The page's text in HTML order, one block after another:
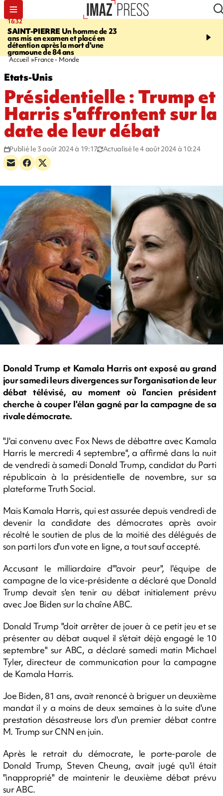
16:32
SAINT-PIERREUn homme de 23
ans mis en examen et placé en
détention après la mort d'une
gramoune de 84 ans
21:08
et Turquie scellent un
Accueil France - Monde
Etats-Unis
Présidentielle : Trump et
Harris s'affrontent sur la
date de leur débat
Publié le 3 août 2024 à 19:17 Actualisé le 4 août 2024 à 10:24
Donald Trump et Kamala Harris ont exposé au grand
jour samedi leurs divergences sur l'organisation de leur
débat télévisé, au moment où l'ancien président
cherche à couper l'élan gagné par la campagne de sa
rivale démocrate.
"J'ai convenu avec Fox News de débattre avec Kamala
Harris le mercredi 4 septembre", a affirmé dans la nuit
de vendredi à samedi Donald Trump, candidat du Parti
républicain à la présidentielle de novembre, sur sa
plateforme Truth Social.
Mais Kamala Harris, qui est assurée depuis vendredi de
devenir la candidate des démocrates après avoir
récolté le soutien de plus de la moitié des délégués de
son parti lors d'un vote en ligne, a tout sauf accepté.
Accusant le milliardaire d'"avoir peur", l'équipe de
campagne de la vice-présidente a déclaré que Donald
Trump devait s'en tenir au débat initialement prévu
avec Joe Biden sur la chaîne ABC.
Donald Trump "doit arrêter de jouer à ce petit jeu et se
présenter au débat auquel il s'était déjà engagé le 10
septembre" sur ABC, a déclaré samedi matin Michael
Tyler, directeur de communication pour la campagne
de Kamala Harris.
Joe Biden, 81 ans, avait renoncé à briguer un deuxième
mandat il y a moins de deux semaines à la suite d'une
prestation désastreuse lors d'un premier débat contre
M. Trump sur CNN en juin.
Après le retrait du démocrate, le porte-parole de
Donald Trump, Steven Cheung, avait jugé qu'il était
"inapproprié" de maintenir le deuxième débat prévu
sur ABC.